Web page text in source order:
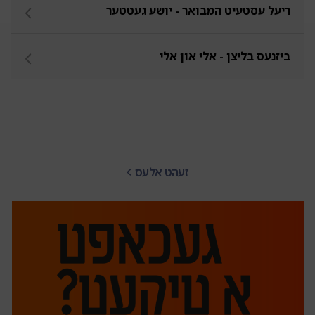
זעהט אלעס
ריעל עסטעיט המבואר - יושע געטטער
ביזנעס בליצן - אלי און אלי